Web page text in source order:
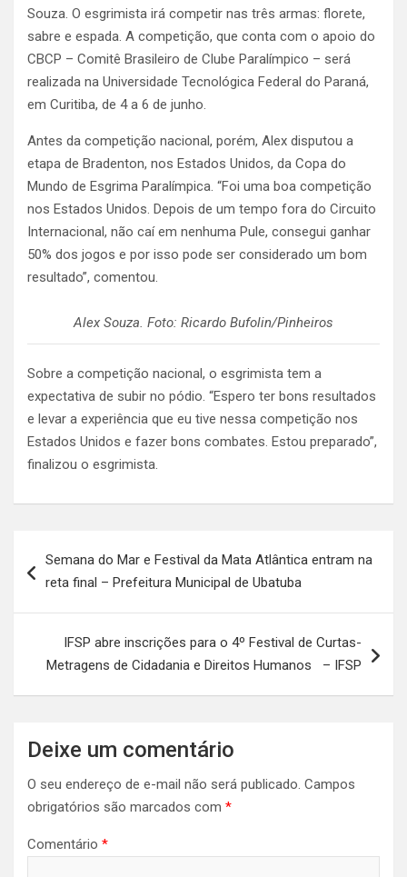
Souza. O esgrimista irá competir nas três armas: florete,
sabre e espada. A competição, que conta com o apoio do
CBCP – Comitê Brasileiro de Clube Paralímpico – será
realizada na Universidade Tecnológica Federal do Paraná,
em Curitiba, de 4 a 6 de junho.
Antes da competição nacional, porém, Alex disputou a
etapa de Bradenton, nos Estados Unidos, da Copa do
Mundo de Esgrima Paralímpica. “Foi uma boa competição
nos Estados Unidos. Depois de um tempo fora do Circuito
Internacional, não caí em nenhuma Pule, consegui ganhar
50% dos jogos e por isso pode ser considerado um bom
resultado”, comentou.
Alex Souza. Foto: Ricardo Bufolin/Pinheiros
Sobre a competição nacional, o esgrimista tem a
expectativa de subir no pódio. “Espero ter bons resultados
e levar a experiência que eu tive nessa competição nos
Estados Unidos e fazer bons combates. Estou preparado”,
finalizou o esgrimista.
de
Semana do Mar e Festival da Mata Atlântica entram na
reta final – Prefeitura Municipal de Ubatuba
IFSP abre inscrições para o 4º Festival de Curtas-
Metragens de Cidadania e Direitos Humanos – IFSP
Deixe um comentário
O seu endereço de e-mail não será publicado. Campos
obrigatórios são marcados com *
Comentário *